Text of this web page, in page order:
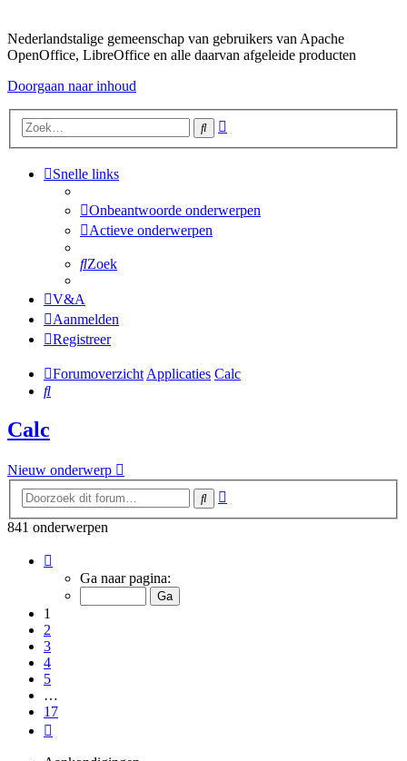
Nederlandstalige gemeenschap van gebruikers van Apache
OpenOffice, LibreOffice en alle daarvan afgeleide producten
Doorgaan naar inhoud
Zoek
Snelle links
Onbeantwoorde onderwerpen
Actieve onderwerpen
Zoek
V&A
Aanmelden
Registreer
Forumoverzicht Applicaties Calc
Zoek
Calc
Nieuw onderwerp
Zoek
841 onderwerpen
van
Ga naar pagina:
1
2
3
4
5
…
17